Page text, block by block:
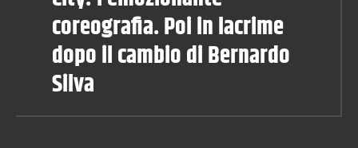
coreografia. Poi in lacrime
dopo il cambio di Bernardo
Silva